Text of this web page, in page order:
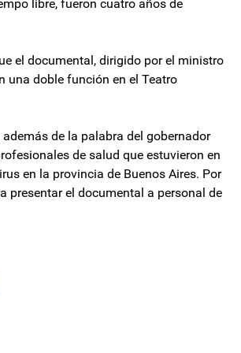
libre, fueron cuatro años de
el documental, dirigido por el ministro
una doble función en el Teatro
de la palabra del gobernador
de salud que estuvieron en
en la provincia de Buenos Aires. Por
presentar el documental a personal de
por la coparticipación
favor de la Argentina en la causa por